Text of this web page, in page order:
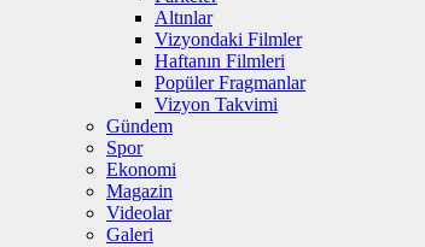
Altınlar
Vizyondaki Filmler
Haftanın Filmleri
Popüler Fragmanlar
Vizyon Takvimi
Gündem
Spor
Ekonomi
Magazin
Videolar
Galeri